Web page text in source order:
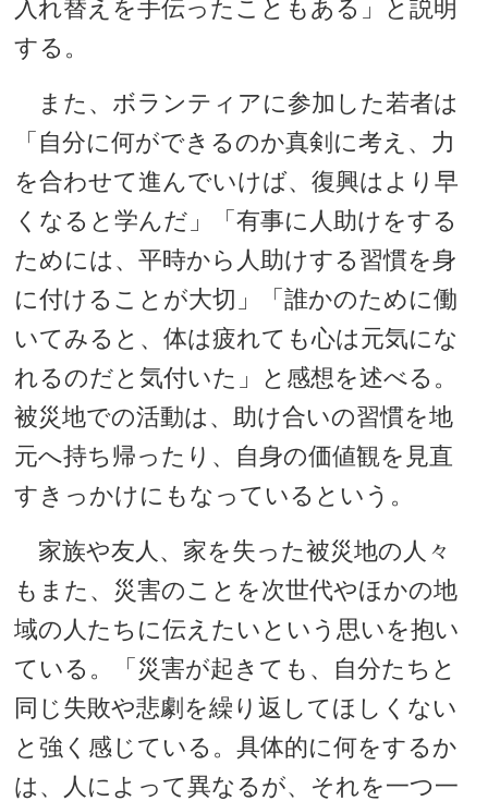
入れ替えを手伝ったこともある」と説明
する。
また、ボランティアに参加した若者は
「自分に何ができるのか真剣に考え、力
を合わせて進んでいけば、復興はより早
くなると学んだ」「有事に人助けをする
ためには、平時から人助けする習慣を身
に付けることが大切」「誰かのために働
いてみると、体は疲れても心は元気にな
れるのだと気付いた」と感想を述べる。
被災地での活動は、助け合いの習慣を地
元へ持ち帰ったり、自身の価値観を見直
すきっかけにもなっているという。
家族や友人、家を失った被災地の人々
もまた、災害のことを次世代やほかの地
域の人たちに伝えたいという思いを抱い
ている。「災害が起きても、自分たちと
同じ失敗や悲劇を繰り返してほしくない
と強く感じている。具体的に何をするか
は、人によって異なるが、それを一つ一